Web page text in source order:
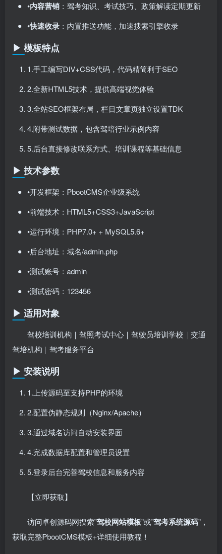
•​内容营销 ​：驾考知识、考试技巧、政策解读定期更新
•​快速收录 ​：内置推送功能，加速搜索引擎收录
▶ 模板特点
1.手工编写DIV+CSS代码，代码精简利于SEO
2.全新HTML5技术，提供高端视觉体验
3.全站SEO框架布局，栏目文章页独立设置TDK
4.附带测试数据，包含驾培行业示例内容
5.后台直接修改联系方式、培训课程等基础信息
▶ 技术参数
•开发框架：PbootCMS企业级系统
•前端技术：HTML5+CSS3+JavaScript
•运行环境：PHP7.0+ + MySQL5.6+
•后台地址：域名/admin.php
•测试账号：admin
•测试密码：123456
▶ 适用对象
驾校培训机构｜驾照考试中心｜驾驶员培训学校｜交通
驾培机构｜驾考服务平台
▶ 安装说明
1.上传源码至支持PHP的环境
2.配置伪静态规则（Nginx/Apache）
3.通过域名访问自动安装界面
4.完成数据库配置和管理员设置
5.登录后台完善驾校信息和服务内容
【立即获取】
访问卓创源码网搜索”​驾校网站模板​”或”​驾考系统源码​”，
获取完整PbootCMS模板+详细使用教程！